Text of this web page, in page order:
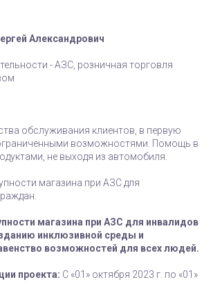
Александрович
- АЗС, розничная торговля
обслуживания клиентов, в первую
возможностями. Помощь в
не выходя из автомобиля.
магазина при АЗС для
магазина при АЗС для инвалидов
инклюзивной среды и
возможностей для всех людей.
проекта: С «01» октября 2023 г. по «01»